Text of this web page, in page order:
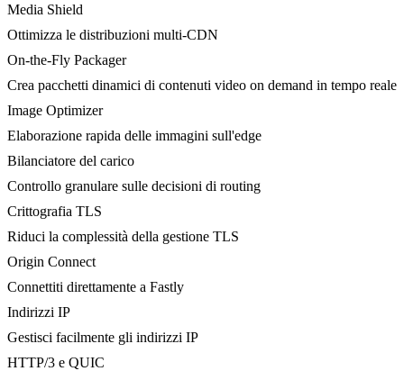
Media Shield
Ottimizza le distribuzioni multi-CDN
On-the-Fly Packager
Crea pacchetti dinamici di contenuti video on demand in tempo reale
Image Optimizer
Elaborazione rapida delle immagini sull'edge
Bilanciatore del carico
Controllo granulare sulle decisioni di routing
Crittografia TLS
Riduci la complessità della gestione TLS
Origin Connect
Connettiti direttamente a Fastly
Indirizzi IP
Gestisci facilmente gli indirizzi IP
HTTP/3 e QUIC